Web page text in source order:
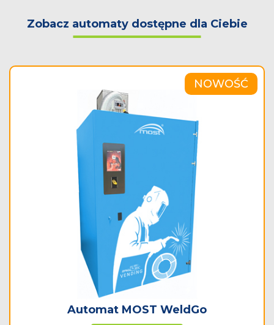
Zobacz automaty dostępne dla Ciebie
Automat MOST S-Cabinet